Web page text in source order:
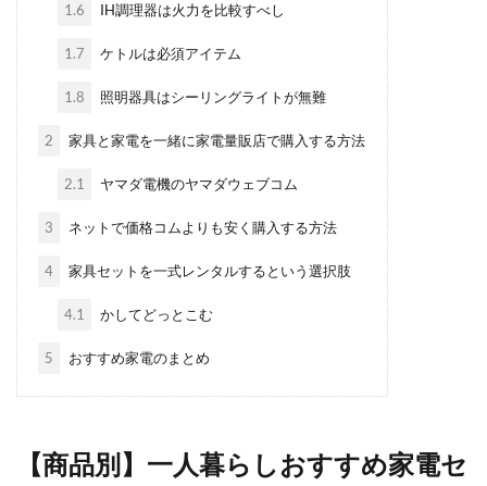
1.6 IH調理器は火力を比較すべし
1.7 ケトルは必須アイテム
1.8 照明器具はシーリングライトが無難
2 家具と家電を一緒に家電量販店で購入する方法
2.1 ヤマダ電機のヤマダウェブコム
3 ネットで価格コムよりも安く購入する方法
4 家具セットを一式レンタルするという選択肢
4.1 かしてどっとこむ
5 おすすめ家電のまとめ
【商品別】一人暮らしおすすめ家電セ